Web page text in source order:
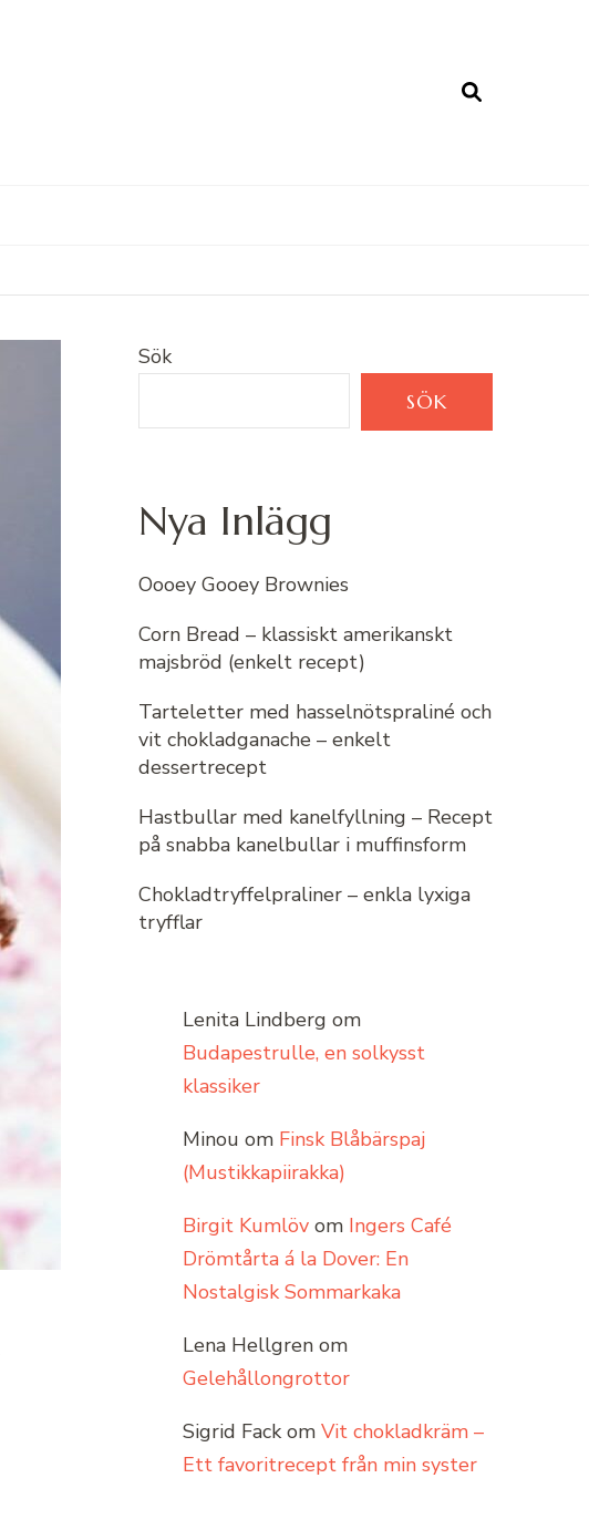
Sök
SÖK
Nya Inlägg
Oooey Gooey Brownies
Corn Bread – klassiskt amerikanskt
majsbröd (enkelt recept)
Tarteletter med hasselnötspraliné och
vit chokladganache – enkelt
dessertrecept
Hastbullar med kanelfyllning – Recept
på snabba kanelbullar i muffinsform
Chokladtryffelpraliner – enkla lyxiga
tryfflar
Lenita Lindberg om
Budapestrulle, en solkysst
klassiker
Minou om Finsk Blåbärspaj
(Mustikkapiirakka)
Birgit Kumlöv om Ingers Café
Drömtårta á la Dover: En
Nostalgisk Sommarkaka
Lena Hellgren om
Gelehållongrottor
Sigrid Fack om Vit chokladkräm –
Ett favoritrecept från min syster